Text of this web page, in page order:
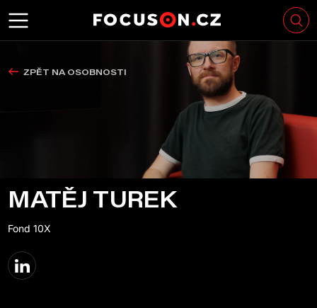
ZPĚT NA OSOBNOSTI
MATĚJ TUREK
Fond 10X